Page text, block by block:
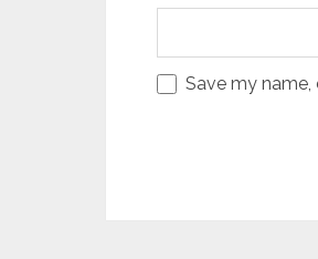
Save my